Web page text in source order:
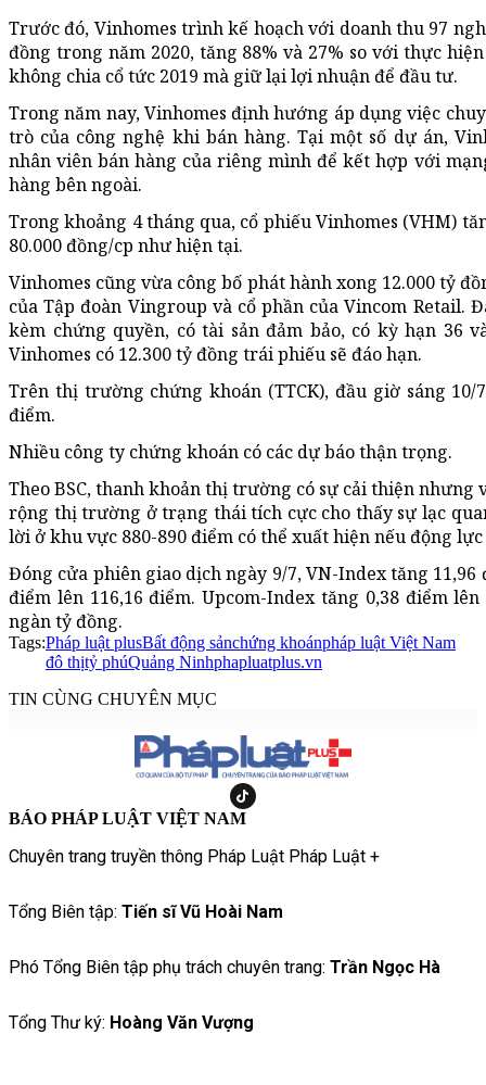
Trước đó, Vinhomes trình kế hoạch với doanh thu 97
đồng trong năm 2020, tăng 88% và 27% so với thực
không chia cổ tức 2019 mà giữ lại lợi nhuận để đầu tư.
Trong năm nay, Vinhomes định hướng áp dụng việc
trò của công nghệ khi bán hàng. Tại một số dự án,
nhân viên bán hàng của riêng mình để kết hợp với
hàng bên ngoài.
Trong khoảng 4 tháng qua, cổ phiếu Vinhomes (VHM)
80.000 đồng/cp như hiện tại.
Vinhomes cũng vừa công bố phát hành xong 12.000 tỷ
của Tập đoàn Vingroup và cổ phần của Vincom
kèm chứng quyền, có tài sản đảm bảo, có kỳ hạn 36
Vinhomes có 12.300 tỷ đồng trái phiếu sẽ đáo hạn.
Trên thị trường chứng khoán (TTCK), đầu giờ sáng
điểm.
Nhiều công ty chứng khoán có các dự báo thận trọng.
Theo BSC, thanh khoản thị trường có sự cải thiện
rộng thị trường ở trạng thái tích cực cho thấy sự lạc
lời ở khu vực 880-890 điểm có thể xuất hiện nếu động
Đóng cửa phiên giao dịch ngày 9/7, VN-Index tăng
điểm lên 116,16 điểm. Upcom-Index tăng 0,38 điểm
ngàn tỷ đồng.
Tags:Pháp luật plusBất động sảnchứng khoánpháp luật Việt Nam
đô thịtỷ phúQuảng Ninhphapluatplus.vn
TIN CÙNG CHUYÊN MỤC
BÁO PHÁP LUẬT VIỆT NAM
Chuyên trang truyền thông Pháp Luật Pháp Luật +
Tổng Biên tập: Tiến sĩ Vũ Hoài Nam
Phó Tổng Biên tập phụ trách chuyên trang: Trần Ngọc Hà
Tổng Thư ký: Hoàng Văn Vượng